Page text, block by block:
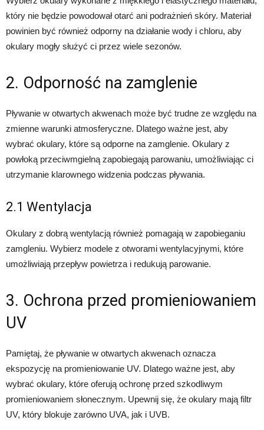
który nie będzie powodował otarć ani podrażnień skóry. Materiał
powinien być również odporny na działanie wody i chloru, aby
okulary mogły służyć ci przez wiele sezonów.
2. Odporność na zamglenie
Pływanie w otwartych akwenach może być trudne ze względu na
zmienne warunki atmosferyczne. Dlatego ważne jest, aby
wybrać okulary, które są odporne na zamglenie. Okulary z
powłoką przeciwmgielną zapobiegają parowaniu, umożliwiając ci
utrzymanie klarownego widzenia podczas pływania.
2.1 Wentylacja
Okulary z dobrą wentylacją również pomagają w zapobieganiu
zamgleniu. Wybierz modele z otworami wentylacyjnymi, które
umożliwiają przepływ powietrza i redukują parowanie.
3. Ochrona przed promieniowaniem
UV
Pamiętaj, że pływanie w otwartych akwenach oznacza
ekspozycję na promieniowanie UV. Dlatego ważne jest, aby
wybrać okulary, które oferują ochronę przed szkodliwym
promieniowaniem słonecznym. Upewnij się, że okulary mają filtr
UV, który blokuje zarówno UVA, jak i UVB.